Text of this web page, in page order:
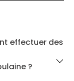
effectuer des
?